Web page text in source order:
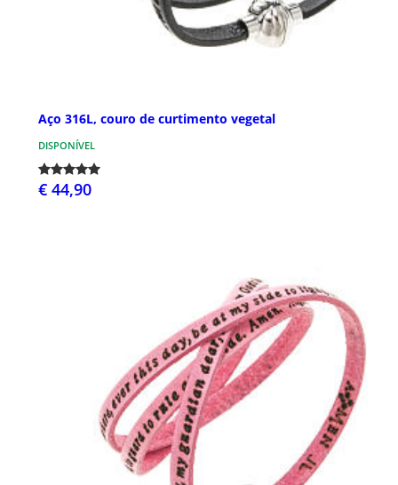
Aço 316L, couro de curtimento vegetal
DISPONÍVEL
€ 44,90